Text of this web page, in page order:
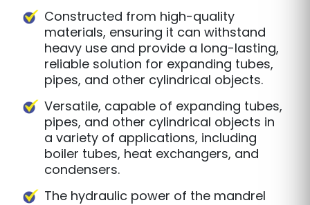
Constructed from high-quality
materials, ensuring it can withstand
heavy use and provide a long-lasting,
reliable solution for expanding tubes,
pipes, and other cylindrical objects.
Versatile, capable of expanding tubes,
pipes, and other cylindrical objects in
a variety of applications, including
boiler tubes, heat exchangers, and
condensers.
The hydraulic power of the mandrel